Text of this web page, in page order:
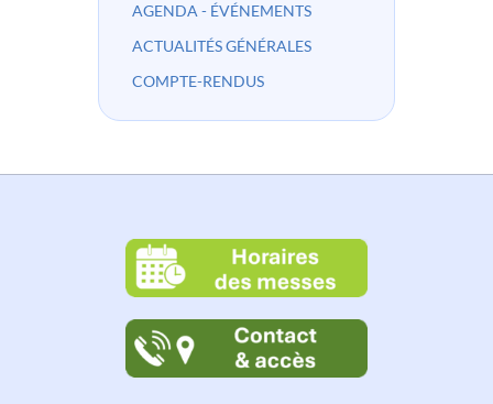
AGENDA - ÉVÉNEMENTS
ACTUALITÉS GÉNÉRALES
COMPTE-RENDUS